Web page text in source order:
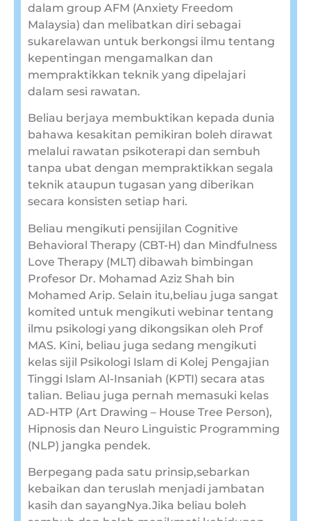
dalam group AFM (Anxiety Freedom
Malaysia) dan melibatkan diri sebagai
sukarelawan untuk berkongsi ilmu tentang
kepentingan mengamalkan dan
mempraktikkan teknik yang dipelajari
dalam sesi rawatan.
Beliau berjaya membuktikan kepada dunia
bahawa kesakitan pemikiran boleh dirawat
melalui rawatan psikoterapi dan sembuh
tanpa ubat dengan mempraktikkan segala
teknik ataupun tugasan yang diberikan
secara konsisten setiap hari.
Beliau mengikuti pensijilan Cognitive
Behavioral Therapy (CBT-H) dan Mindfulness
Love Therapy (MLT) dibawah bimbingan
Profesor Dr. Mohamad Aziz Shah bin
Mohamed Arip. Selain itu,beliau juga sangat
komited untuk mengikuti webinar tentang
ilmu psikologi yang dikongsikan oleh Prof
MAS. Kini, beliau juga sedang mengikuti
kelas sijil Psikologi Islam di Kolej Pengajian
Tinggi Islam Al-Insaniah (KPTI) secara atas
talian. Beliau juga pernah memasuki kelas
AD-HTP (Art Drawing – House Tree Person),
Hipnosis dan Neuro Linguistic Programming
(NLP) jangka pendek.
Berpegang pada satu prinsip,sebarkan
kebaikan dan teruslah menjadi jambatan
kasih dan sayangNya.Jika beliau boleh